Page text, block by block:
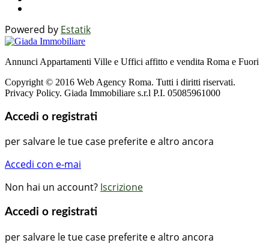
Powered by Estatik
Annunci Appartamenti Ville e Uffici affitto e vendita Roma e Fuori
Copyright © 2016 Web Agency Roma. Tutti i diritti riservati.
Privacy Policy. Giada Immobiliare s.r.l P.I. 05085961000
Accedi o registrati
per salvare le tue case preferite e altro ancora
Accedi con e-mai
Non hai un account? Iscrizione
Accedi o registrati
per salvare le tue case preferite e altro ancora